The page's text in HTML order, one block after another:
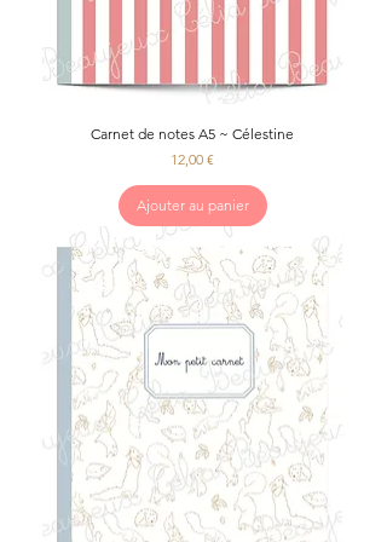
Carnet de notes A5 ~ Célestine
Prix
12,00 €
Ajouter au panier